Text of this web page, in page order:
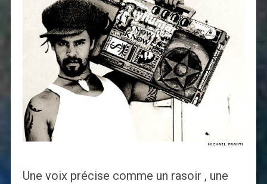
Une voix précise comme un rasoir , une